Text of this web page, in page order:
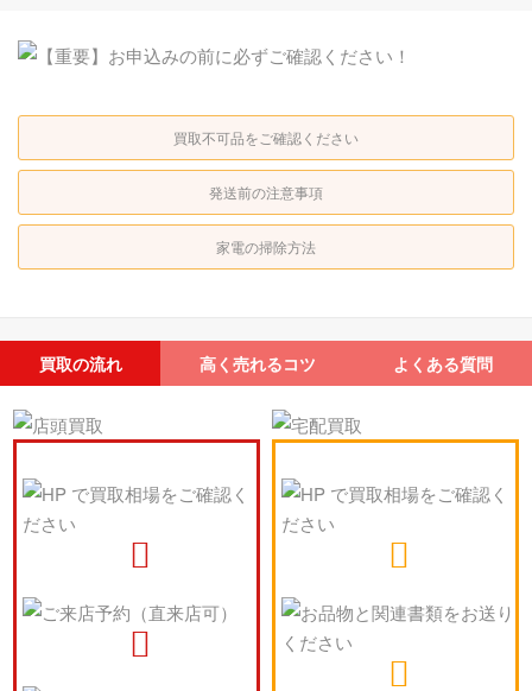
買取不可品をご確認ください
発送前の注意事項
家電の掃除方法
買取の流れ 高く売れるコツ よくある質問